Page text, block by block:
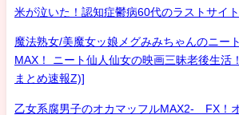
米が泣いた！認知症鬱病60代のラストサイ
魔法熟女/美魔女ッ娘メグみみちゃんのニー
MAX！ ニート仙人仙女の映画三昧老後生活
まとめ速報Z)]
乙女系腐男子のオカマッフルMAX2- FX！